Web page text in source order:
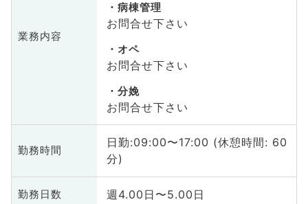
業務内容
病棟管理
お問合せ下さい
オペ
お問合せ下さい
分娩
お問合せ下さい
勤務時間
日勤:09:00〜17:00 (休憩時間: 60
分)
勤務日数 週4.00日〜5.00日